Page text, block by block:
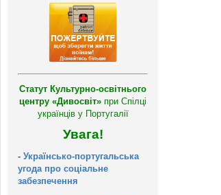
Статут Культурно-освітнього
центру «Дивосвіт» при Спілці
українців у Португалії
Увага!
- Українсько-португальська
угода про соціальне
забезпечення